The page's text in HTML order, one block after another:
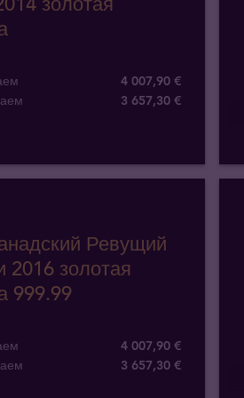
4 007,90 €
3 657,30 €
Ревущий
2016 золотая
999.99
4 007,90 €
3 657,30 €